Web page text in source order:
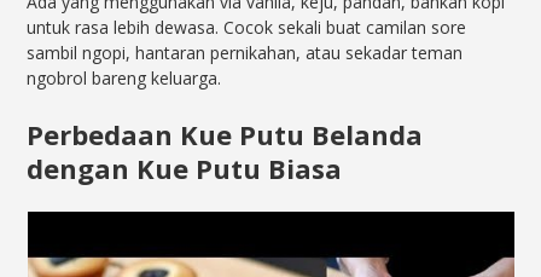
untuk rasa lebih dewasa. Cocok sekali buat camilan sore
sambil ngopi, hantaran pernikahan, atau sekadar teman
ngobrol bareng keluarga.
Perbedaan Kue Putu Belanda
dengan Kue Putu Biasa